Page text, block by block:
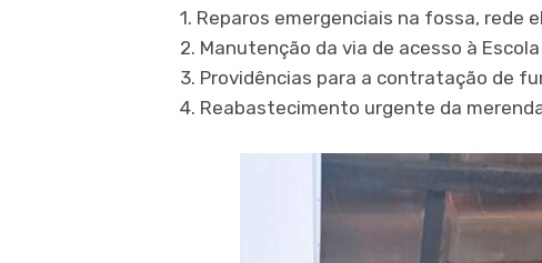
1. Reparos emergenciais na fossa, rede
2. Manutenção da via de acesso à
3. Providências para a contratação de
4. Reabastecimento urgente da